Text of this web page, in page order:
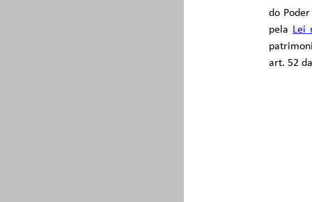
do
pela Lei
art. 52 da